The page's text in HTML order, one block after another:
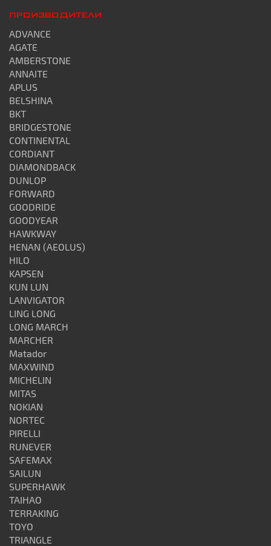
ПРОИЗВОДИТЕЛИ
ADVANCE
AGATE
AMBERSTONE
ANNAITE
APLUS
BELSHINA
BKT
BRIDGESTONE
CONTINENTAL
CORDIANT
DIAMONDBACK
DUNLOP
FORWARD
GOODRIDE
GOODYEAR
HAWKWAY
HENAN (AEOLUS)
HILO
KAPSEN
KUN LUN
LANVIGATOR
LING LONG
LONG MARCH
MARCHER
Matador
MAXWIND
MICHELIN
MITAS
NOKIAN
NORTEC
PIRELLI
RUNEVER
SAFEMAX
SAILUN
SUPERHAWK
TAIHAO
TERRAKING
TOYO
TRIANGLE